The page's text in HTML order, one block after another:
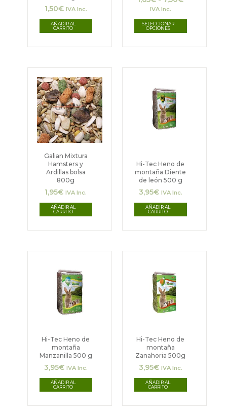
1,50€ IVA Inc.
AÑADIR AL
CARRITO
IVA Inc.
SELECCIONAR
OPCIONES
se
pueden
página
de
producto
Galian Mixtura
Hamsters y
Ardillas bolsa
800g
1,95€ IVA Inc.
AÑADIR AL
CARRITO
Hi-Tec Heno de
montaña Diente
de león 500 g
3,95€ IVA Inc.
AÑADIR AL
CARRITO
Hi-Tec Heno de
montaña
Manzanilla 500 g
3,95€ IVA Inc.
AÑADIR AL
CARRITO
Hi-Tec Heno de
montaña
Zanahoria 500g
3,95€ IVA Inc.
AÑADIR AL
CARRITO